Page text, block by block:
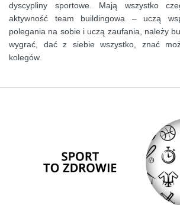
dyscypliny sportowe. Mają wszystko
aktywność team buildingowa – uczą
polegania na sobie i uczą zaufania, należy
wygrać, dać z siebie wszystko, znać
kolegów.